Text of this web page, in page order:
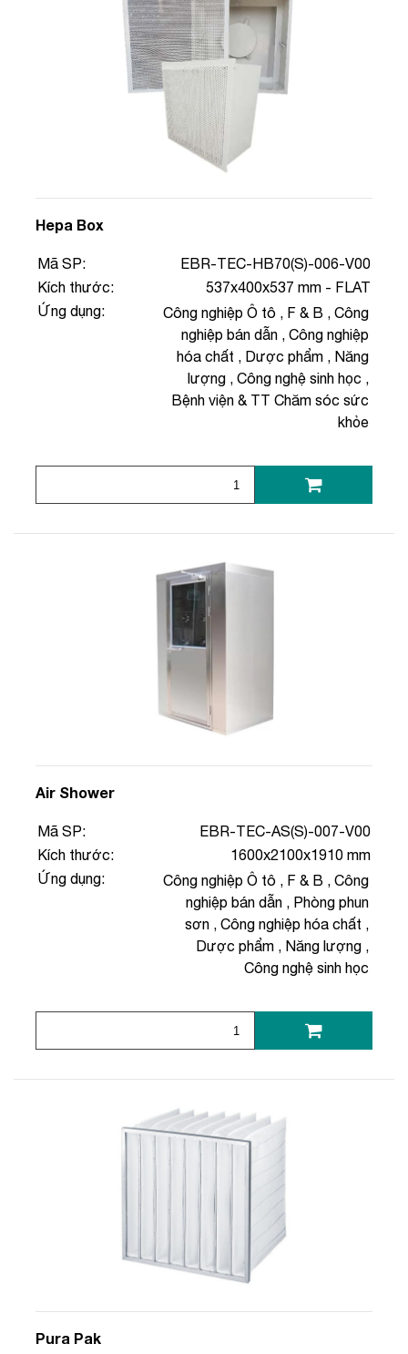
Hepa Box
Mã SP:
EBR-TEC-HB70(S)-006-V00
Kích thước:
537x400x537 mm - FLAT
Ứng dụng:
Công nghiệp Ô tô , F & B , Công
nghiệp bán dẫn , Công nghiệp
hóa chất , Dược phẩm , Năng
lượng , Công nghệ sinh học ,
Bệnh viện & TT Chăm sóc sức
khỏe
Air Shower
Mã SP:
EBR-TEC-AS(S)-007-V00
Kích thước:
1600x2100x1910 mm
Ứng dụng:
Công nghiệp Ô tô , F & B , Công
nghiệp bán dẫn , Phòng phun
sơn , Công nghiệp hóa chất ,
Dược phẩm , Năng lượng ,
Công nghệ sinh học
Pura Pak